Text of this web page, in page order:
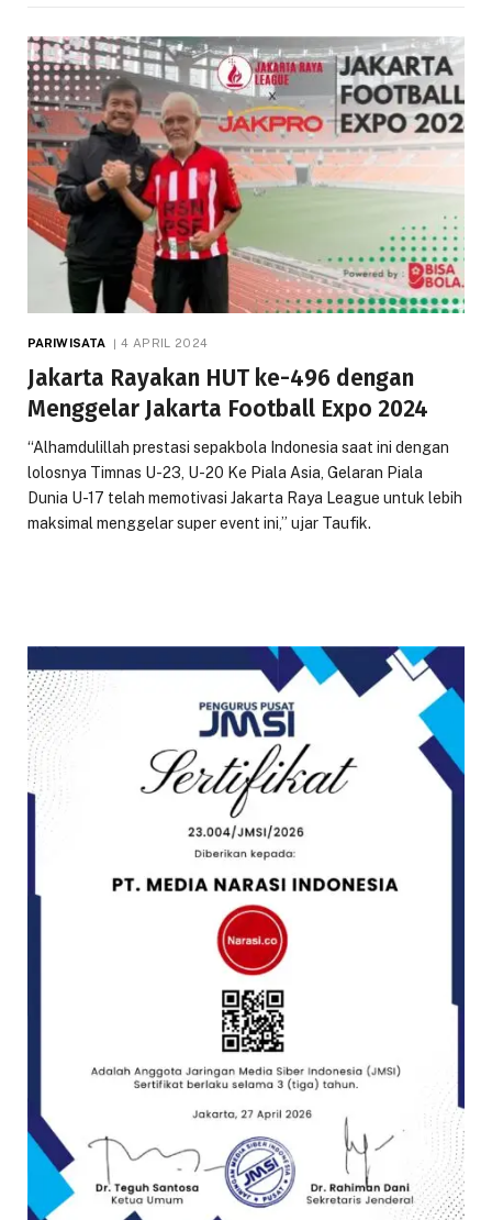
PARIWISATA 4 APRIL 2024
Jakarta Rayakan HUT ke-496 dengan
Menggelar Jakarta Football Expo 2024
“Alhamdulillah prestasi sepakbola Indonesia saat ini dengan
lolosnya Timnas U-23, U-20 Ke Piala Asia, Gelaran Piala
Dunia U-17 telah memotivasi Jakarta Raya League untuk lebih
maksimal menggelar super event ini,” ujar Taufik.